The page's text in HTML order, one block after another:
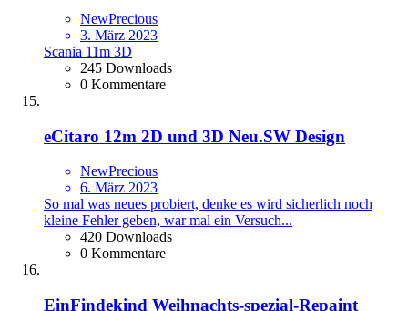
NewPrecious
3. März 2023
Scania 11m 3D
245 Downloads
0 Kommentare
eCitaro 12m 2D und 3D Neu.SW Design
NewPrecious
6. März 2023
So mal was neues probiert, denke es wird sicherlich noch
kleine Fehler geben, war mal ein Versuch...
420 Downloads
0 Kommentare
EinFindekind Weihnachts-spezial-Repaint